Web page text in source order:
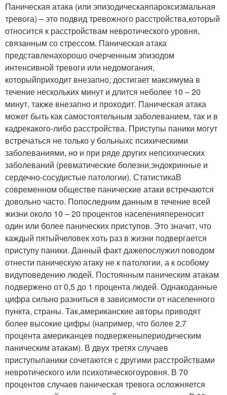
Паническая атака (или эпизодическаяпароксизмальная
тревога) – это подвид тревожного расстройства,который
относится к расстройствам невротического уровня,
связанным со стрессом. Паническая атака
представленахорошо очерченным эпизодом
интенсивной тревоги или недомогания,
которыйприходит внезапно, достигает максимума в
течение нескольких минут и длится неболее 10 – 20
минут, также внезапно и проходит. Паническая атака
может быть как самостоятельным заболеванием, так и в
кадрекакого-либо расстройства. Приступы паники могут
встречаться не только у больныхс психическими
заболеваниями, но и при ряде других непсихических
заболеваний (ревматические болезни,эндокринные и
сердечно-сосудистые патологии). СтатистикаВ
современном обществе панические атаки встречаются
довольно часто. Попоследним данным в течение всей
жизни около 10 – 20 процентов населенияпереносит
один или более панических приступов. Это значит, что
каждый пятыйчеловек хоть раз в жизни подвергается
приступу паники. Данный факт дажепослужил поводом
отнести паническую атаку не к патологии, а к особому
видуповедению людей. Постоянным паническим атакам
подвержено от 0,5 до 1 процента людей. Однакоданные
цифра сильно разниться в зависимости от населенного
пункта, страны. Так,американские авторы приводят
более высокие цифры (например, что более 2,7
процента американцев подверженыпериодическим
паническим атакам). В двух третях случаев
приступыпаники сочетаются с другими расстройствами
невротического или психотическогоуровня. В 70
процентов случаев паническая тревога осложняется